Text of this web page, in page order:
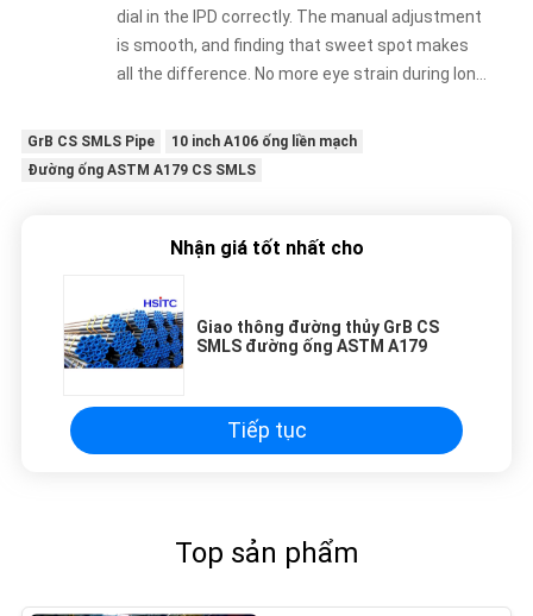
dial in the IPD correctly. The manual adjustment
is smooth, and finding that sweet spot makes
all the difference. No more eye strain during long
set it up properly!""The Pico 4's visual clarity is
fantastic once you dial in the IPD correctly. The
eye strain during long sessions. Highly
properly!""The Pico 4's visual clarity is fantastic
once you dial in the IPD correctly. The manual
adjustment is smooth, and finding that sweet
strain during long sessions. Highly recommend
taking the time to set it up properly!""The Pico
the difference. No more eye strain during long
GrB CS SMLS Pipe
10 inch A106 ống liền mạch
Đường ống ASTM A179 CS SMLS
Nhận giá tốt nhất cho
Giao thông đường thủy GrB CS
SMLS đường ống ASTM A179
Tiếp tục
Top sản phẩm